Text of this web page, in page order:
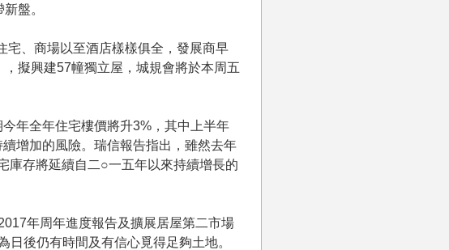
盤。
宅、商場以至酒店樣樣俱全，發展商早
擬興建57幢獨立屋，城規會將於本周五
年全年住宅樓價將升3%，其中上半年
增加的風險。瑞信報告指出，雖然去年
庫存將延續自二○一五年以來持續增長的
年周年進度報告及擴展居屋第二市場
後仍有時間及有信心覓得足夠土地。